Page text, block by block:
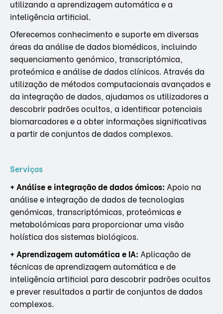
utilizando a aprendizagem automática e a
inteligência artificial.
Oferecemos conhecimento e suporte em diversas
áreas da análise de dados biomédicos, incluindo
sequenciamento genómico, transcriptómica,
proteómica e análise de dados clínicos. Através da
utilização de métodos computacionais avançados e
da integração de dados, ajudamos os utilizadores a
descobrir padrões ocultos, a identificar potenciais
biomarcadores e a obter informações significativas
a partir de conjuntos de dados complexos.
Serviços
+ Análise e integração de dados ómicos: Apoio na
análise e integração de dados de tecnologias
genómicas, transcriptómicas, proteómicas e
metabolómicas para proporcionar uma visão
holística dos sistemas biológicos.
+ Aprendizagem automática e IA: Aplicação de
técnicas de aprendizagem automática e de
inteligência artificial para descobrir padrões ocultos
e prever resultados a partir de conjuntos de dados
complexos.